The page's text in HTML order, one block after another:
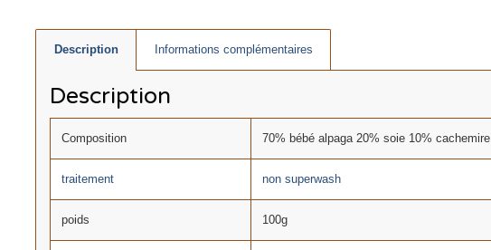
Description Informations complémentaires
Description
Composition 70% bébé alpaga 20% soie 10% cachemire
traitement non superwash
poids 100g